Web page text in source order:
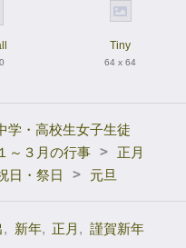
Tiny
64 x 64
学・高校生女子生徒
１～３月の行事 >
正月
日・祭日 > 元旦
, 新年, 正月 , 謹賀新年